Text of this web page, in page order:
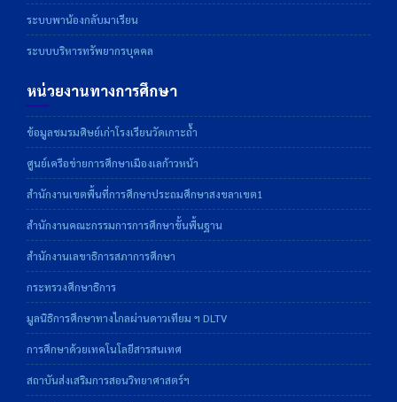
ระบบพาน้องกลับมาเรียน
ระบบบริหารทรัพยากรบุคคล
หน่วยงานทางการศึกษา
ข้อมูลชมรมศิษย์เก่าโรงเรียนวัดเกาะถ้ำ
ศูนย์เครือข่ายการศึกษาเมืองเลก้าวหน้า
สำนักงานเขตพื้นที่การศึกษาประถมศึกษาสงขลาเขต1
สำนักงานคณะกรรมการการศึกษาขั้นพื้นฐาน
สำนักงานเลขาธิการสภาการศึกษา
กระทรวงศึกษาธิการ
มูลนิธิการศึกษาทางไกลผ่านดาวเทียม ฯ DLTV
การศึกษาด้วยเทคโนโลยีสารสนเทศ
สถาบันส่งเสริมการสอนวิทยาศาสตร์ฯ